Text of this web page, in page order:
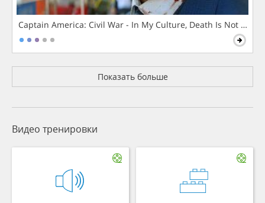
Captain America: Civil War - In My Culture, Death Is Not The
Показать больше
Видео тренировки